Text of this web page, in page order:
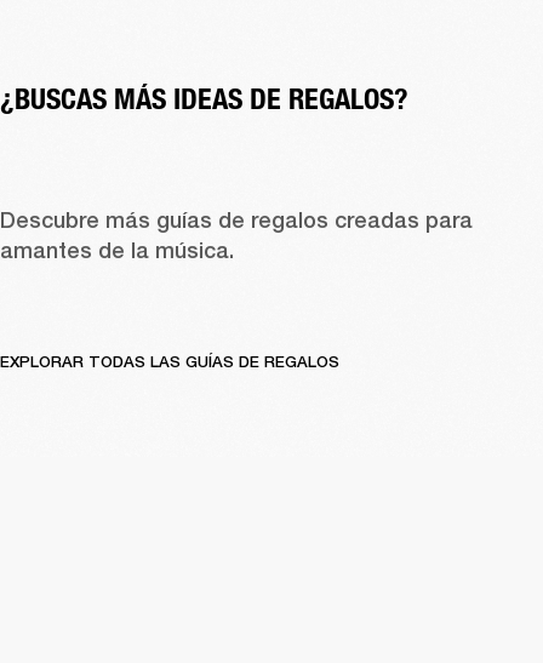
¿BUSCAS MÁS IDEAS DE REGALOS?
Descubre más guías de regalos creadas para
amantes de la música.
EXPLORAR TODAS LAS GUÍAS DE REGALOS